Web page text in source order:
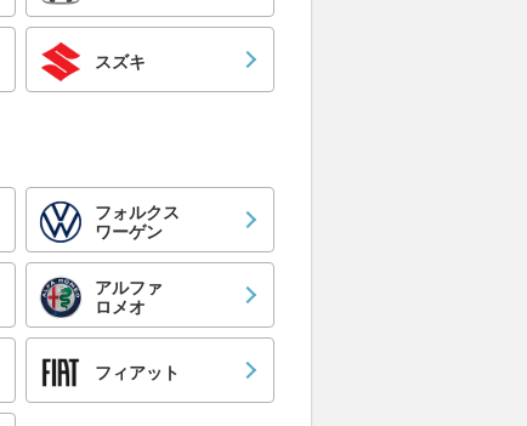
スズキ
フォルクス
ワーゲン
アルファ
ロメオ
フィアット